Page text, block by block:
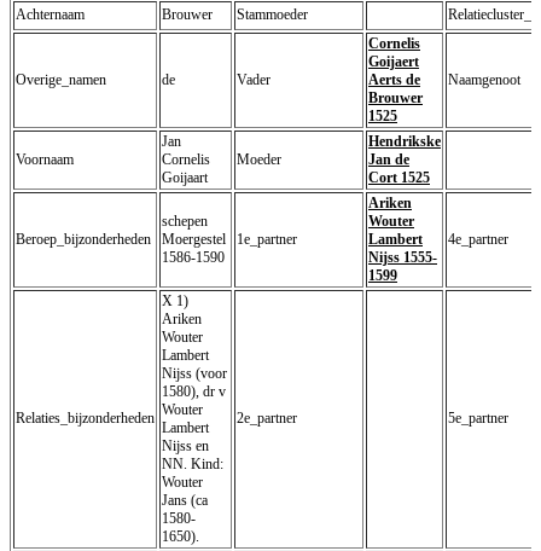
Achternaam Brouwer Stammoeder Relatiecluster_2
Overige_namen de Vader
Cornelis
Goijaert
Aerts de
Brouwer
1525
Naamgenoot
Voornaam
Jan
Cornelis
Goijaart
Moeder
Hendrikske
Jan de
Cort 1525
Beroep_bijzonderheden
schepen
Moergestel
1586-1590
1e_partner
Ariken
Wouter
Lambert
Nijss 1555-
1599
4e_partner
Relaties_bijzonderheden
X 1)
Ariken
Wouter
Lambert
Nijss (voor
1580), dr v
Wouter
Lambert
Nijss en
NN. Kind:
Wouter
Jans (ca
1580-
1650).
2e_partner 5e_partner